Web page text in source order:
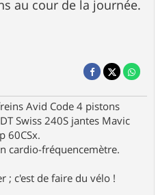
au cour de la journée.
Avid Code 4 pistons
Swiss 240S jantes Mavic
60CSx.
cardio-fréquencemètre.
; c'est de faire du vélo !